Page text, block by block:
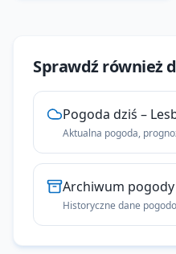
Sprawdź również
Pogoda dziś –
Aktualna pogoda,
Archiwum pogody
Historyczne dane